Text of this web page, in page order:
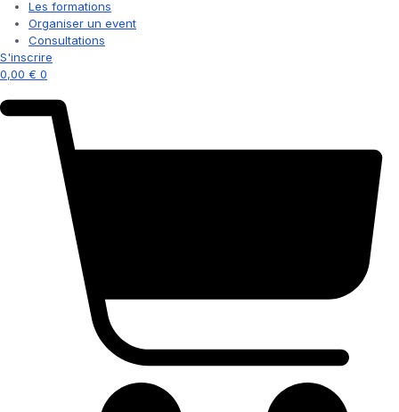
Les formations
Organiser un event
Consultations
S'inscrire
0,00 € 0